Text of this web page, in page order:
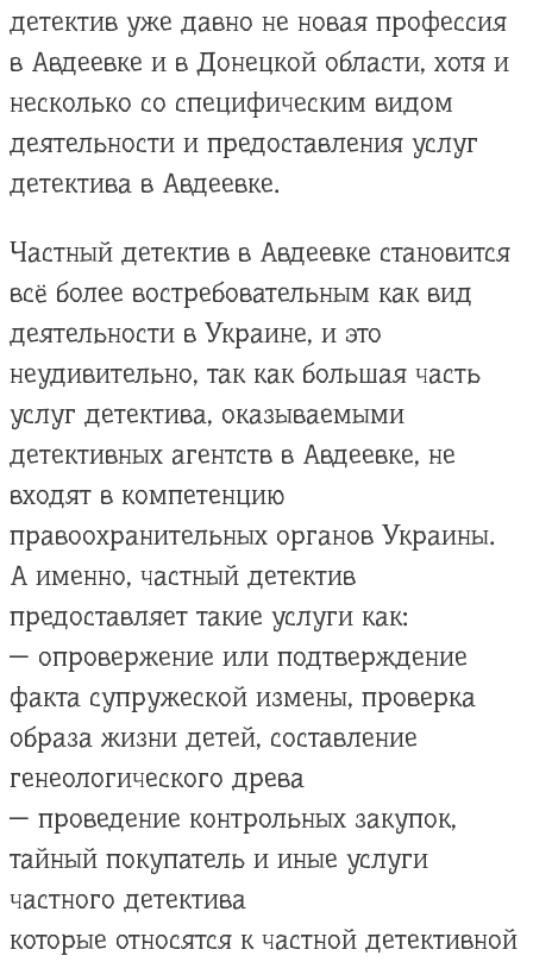
детектив уже давно не новая профессия
в Авдеевке и в Донецкой области, хотя и
несколько со специфическим видом
деятельности и предоставления услуг
детектива в Авдеевке.
Частный детектив в Авдеевке становится
всё более востребовательным как вид
деятельности в Украине, и это
неудивительно, так как большая часть
услуг детектива, оказываемыми
детективных агентств в Авдеевке, не
входят в компетенцию
правоохранительных органов Украины.
А именно, частный детектив
предоставляет такие услуги как:
— опровержение или подтверждение
факта супружеской измены, проверка
образа жизни детей, составление
генеологического древа
— проведение контрольных закупок,
тайный покупатель и иные услуги
частного детектива
которые относятся к частной детективной